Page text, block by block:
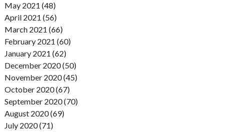
May 2021 (48)
April 2021 (56)
March 2021 (66)
February 2021 (60)
January 2021 (62)
December 2020 (50)
November 2020 (45)
October 2020 (67)
September 2020 (70)
August 2020 (69)
July 2020 (71)